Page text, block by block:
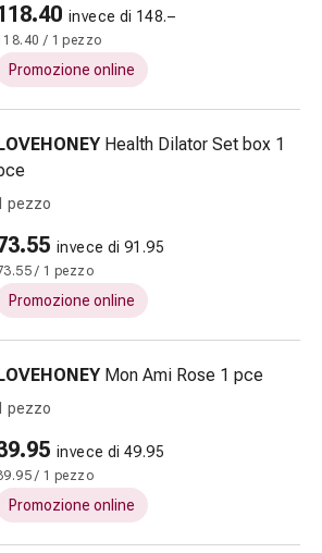
invece di 148.–
/ 1 pezzo
Promozione online
Health Dilator Set box 1
pezzo
invece di 91.95
/ 1 pezzo
Promozione online
Mon Ami Rose 1 pce
pezzo
invece di 49.95
/ 1 pezzo
Promozione online